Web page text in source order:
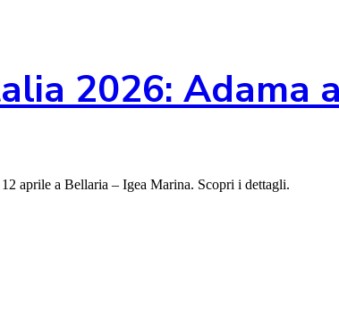
2026: Adama
aprile a Bellaria – Igea Marina. Scopri i dettagli.